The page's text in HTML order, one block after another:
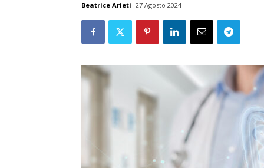
Beatrice Arieti 27 Agosto 2024